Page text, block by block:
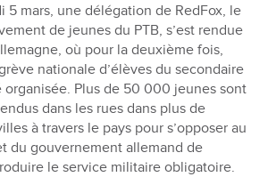
5 mars, une délégation de RedFox, le
de jeunes du PTB, s’est rendue
où pour la deuxième fois,
nationale d’élèves du secondaire
organisée. Plus de 50 000 jeunes sont
dans les rues dans plus de
à travers le pays pour s’opposer au
du gouvernement allemand de
le service militaire obligatoire.